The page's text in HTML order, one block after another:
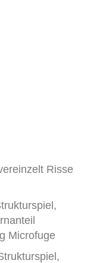
Risse
Microfuge